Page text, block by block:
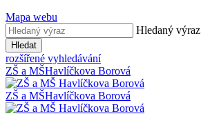
Mapa webu
Hledaný výraz
Hledat
rozšířené vyhledávání
ZŠ a MŠHavlíčkova Borová
ZŠ a MŠHavlíčkova Borová